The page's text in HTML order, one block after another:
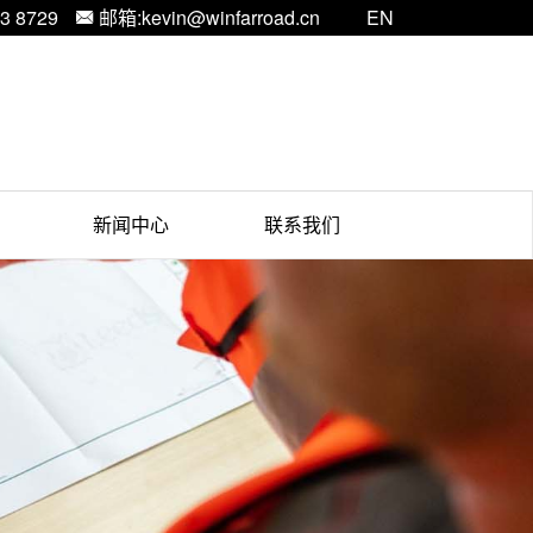
8729  邮箱:kevin@winfarroad.cn EN
新闻中心 联系我们